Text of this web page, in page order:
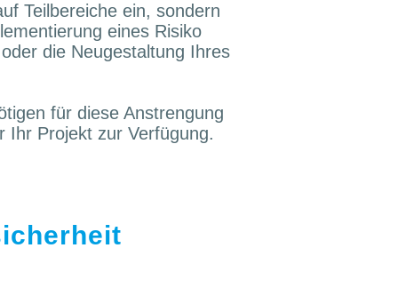
Teilbereiche ein, sondern
eines Risiko
die Neugestaltung Ihres
für diese Anstrengung
Ihr Projekt zur Verfügung.